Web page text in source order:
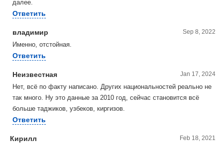
далее.
Ответить
владимир Sep 8, 2022
Именно, отстойная.
Ответить
Неизвестная Jan 17, 2024
Нет, всё по факту написано. Других национальностей реально не
так много. Ну это данные за 2010 год, сейчас становится всё
больше таджиков, узбеков, киргизов.
Ответить
Кирилл Feb 18, 2021